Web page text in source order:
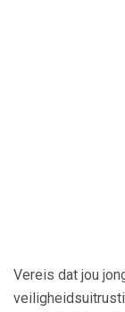
Vereis dat jou